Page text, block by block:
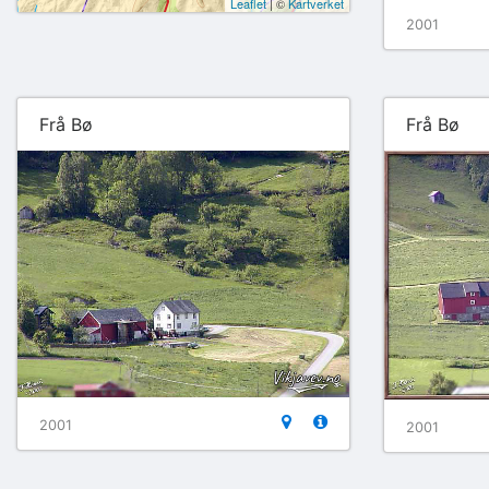
2001
Frå Bø
2001
Frå Bø
2001